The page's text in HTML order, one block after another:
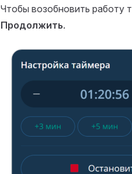
Чтобы возобновить работу
Продолжить.